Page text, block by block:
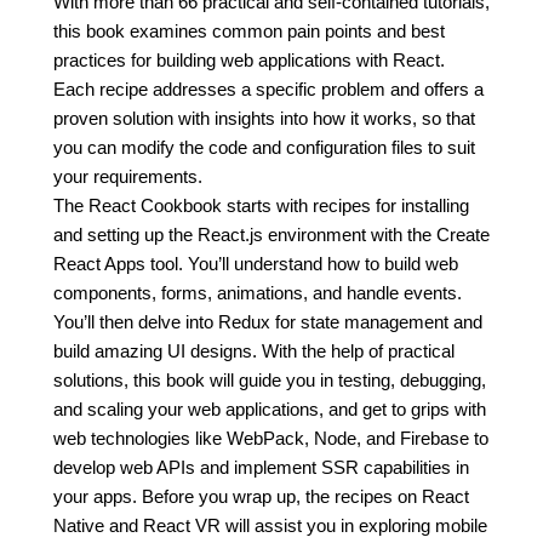
this book examines common pain points and best
practices for building web applications with React.
Each recipe addresses a specific problem and offers a
proven solution with insights into how it works, so that
you can modify the code and configuration files to suit
your requirements.
The React Cookbook starts with recipes for installing
and setting up the React.js environment with the Create
React Apps tool. You’ll understand how to build web
components, forms, animations, and handle events.
You’ll then delve into Redux for state management and
build amazing UI designs. With the help of practical
solutions, this book will guide you in testing, debugging,
and scaling your web applications, and get to grips with
web technologies like WebPack, Node, and Firebase to
develop web APIs and implement SSR capabilities in
your apps. Before you wrap up, the recipes on React
Native and React VR will assist you in exploring mobile